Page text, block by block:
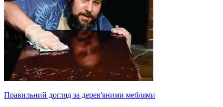
Правильний догляд за дерев'яними меблями